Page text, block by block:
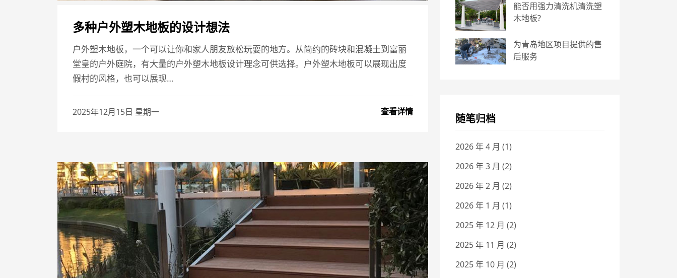
多种户外塑木地板的设计想法
户外塑木地板，一个可以让你和家人朋友放松玩耍的地方。从简约的砖块和混凝土到富丽
堂皇的户外庭院，有大量的户外塑木地板设计理念可供选择。户外塑木地板可以展现出度
假村的风格，也可以展现…
2025年12月15日 星期一 查看详情
能否用强力清洗机清洗塑
木地板?
为青岛地区项目提供的售
后服务
随笔归档
2026 年 4 月 (1)
2026 年 3 月 (2)
2026 年 2 月 (2)
2026 年 1 月 (1)
2025 年 12 月 (2)
2025 年 11 月 (2)
2025 年 10 月 (2)